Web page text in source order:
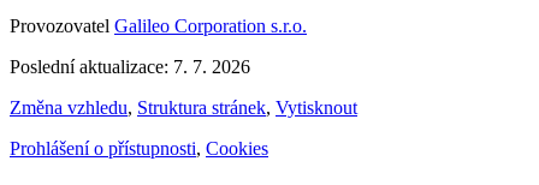
Provozovatel Galileo Corporation s.r.o.
Poslední aktualizace: 7. 7. 2026
Změna vzhledu, Struktura stránek, Vytisknout
Prohlášení o přístupnosti, Cookies